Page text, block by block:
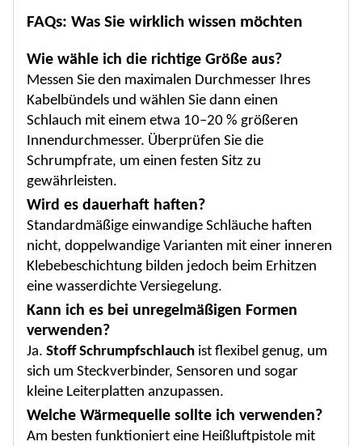
FAQs: Was Sie wirklich wissen möchten
Wie wähle ich die richtige Größe aus?
Messen Sie den maximalen Durchmesser Ihres
Kabelbündels und wählen Sie dann einen
Schlauch mit einem etwa 10–20 % größeren
Innendurchmesser. Überprüfen Sie die
Schrumpfrate, um einen festen Sitz zu
gewährleisten.
Wird es dauerhaft haften?
Standardmäßige einwandige Schläuche haften
nicht, doppelwandige Varianten mit einer inneren
Klebebeschichtung bilden jedoch beim Erhitzen
eine wasserdichte Versiegelung.
Kann ich es bei unregelmäßigen Formen
verwenden?
Ja. StoffSchrumpfschlauch ist flexibel genug, um
sich um Steckverbinder, Sensoren und sogar
kleine Leiterplatten anzupassen.
Welche Wärmequelle sollte ich verwenden?
Am besten funktioniert eine Heißluftpistole mit